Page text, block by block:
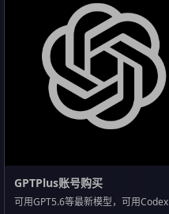
GPTPlus账号购买
可用GPT5.6等最新模型，可用Codex